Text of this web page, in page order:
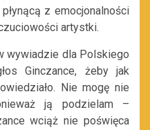
z emocjonalności
artystki.
wywiadzie dla Polskiego
Ginczance, żeby jak
Nie mogę nie
ją podzielam –
wciąż nie poświęca